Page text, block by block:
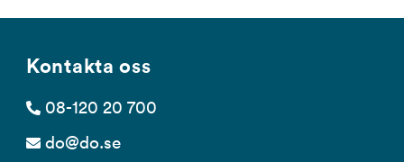
Kontakta oss
08-120 20 700
do@do.se